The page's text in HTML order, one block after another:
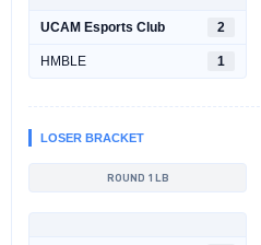
UCAM Esports Club 2
HMBLE 1
LOSER BRACKET
ROUND 1 LB